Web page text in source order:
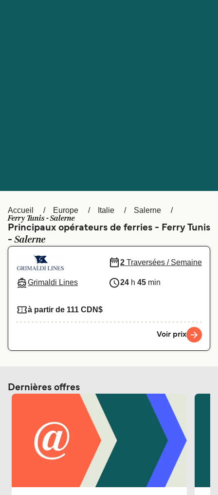
Canada
Ελλάδα
Deutschland Schweiz (DE)
Norge Україна
Accueil Europe Italie Salerne
Ferry Tunis - Salerne
Principaux opérateurs de ferries - Ferry Tunis
-Salerne
Grimaldi Lines
2 Traversées / Semaine
24 h 45 min
à partir de 111 CDN$
Voir prix
Dernières offres